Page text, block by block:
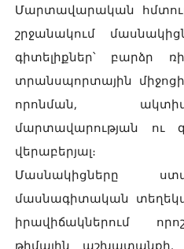
Մարտավարական
շրջանակում
գիտելիքներ՝ բարձր
տրանսպորտային
որոնման,
մարտավարության ու
վերաբերյալ։
Մասնակիցները
մասնագիտական
իրավիճակներում
թիմային աշխատանքի,